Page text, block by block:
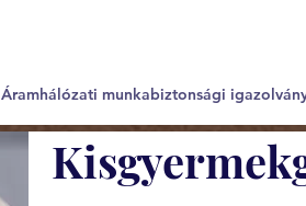
Áramhálózati munkabiztonsági